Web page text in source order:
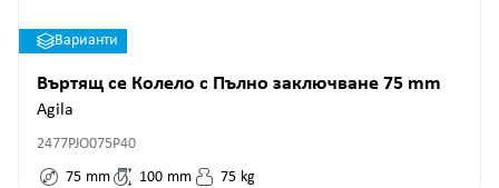
Варианти
Въртящ се Колело с Пълно заключване 75 mm
Agila
2477PJO075P40
75 mm 100 mm 75 kg